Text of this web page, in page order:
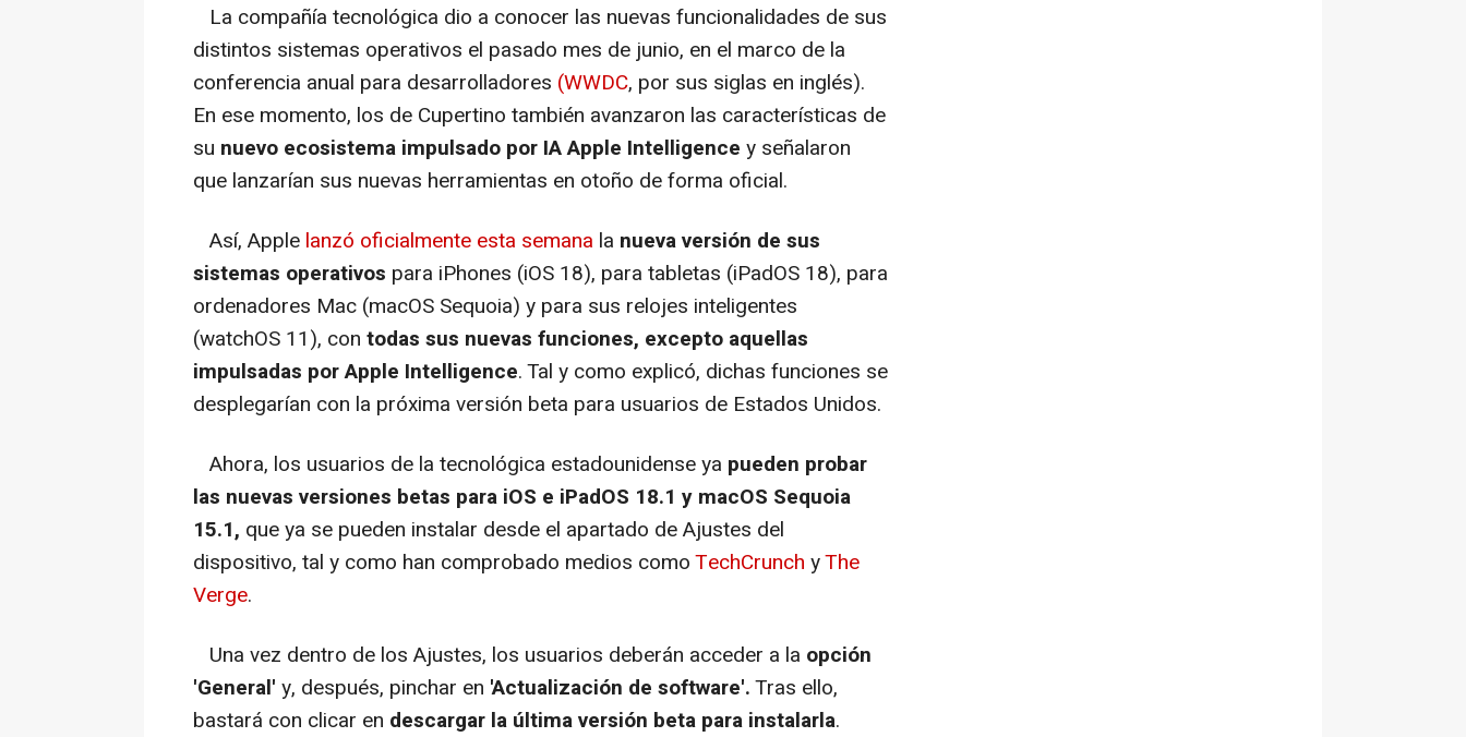
La compañía tecnológica dio a conocer las nuevas funcionalidades de sus
distintos sistemas operativos el pasado mes de junio, en el marco de la
conferencia anual para desarrolladores (WWDC, por sus siglas en inglés).
En ese momento, los de Cupertino también avanzaron las características de
su nuevo ecosistema impulsado por IA Apple Intelligence y señalaron
que lanzarían sus nuevas herramientas en otoño de forma oficial.
Así, Apple lanzó oficialmente esta semana la nueva versión de sus
sistemas operativos para iPhones (iOS 18), para tabletas (iPadOS 18), para
ordenadores Mac (macOS Sequoia) y para sus relojes inteligentes
(watchOS 11), con todas sus nuevas funciones, excepto aquellas
impulsadas por Apple Intelligence. Tal y como explicó, dichas funciones se
desplegarían con la próxima versión beta para usuarios de Estados Unidos.
Ahora, los usuarios de la tecnológica estadounidense ya pueden probar
las nuevas versiones betas para iOS e iPadOS 18.1 y macOS Sequoia
15.1, que ya se pueden instalar desde el apartado de Ajustes del
dispositivo, tal y como han comprobado medios comoTechCrunch yThe
Verge.
Una vez dentro de los Ajustes, los usuarios deberán acceder a la opción
'General' y, después, pinchar en 'Actualización de software'.Tras ello,
bastará con clicar en descargar la última versión beta para instalarla.